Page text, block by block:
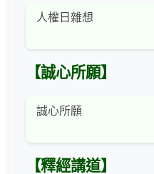
人權日雜想
【誠心所願】
誠心所願
【釋經講道】